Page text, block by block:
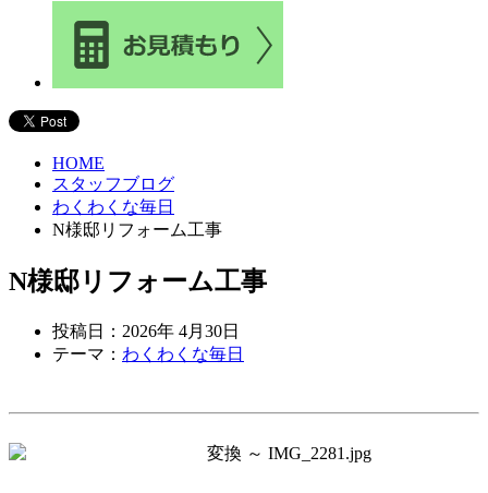
HOME
スタッフブログ
わくわくな毎日
N様邸リフォーム工事
N様邸リフォーム工事
投稿日：2026年 4月30日
テーマ： わくわくな毎日